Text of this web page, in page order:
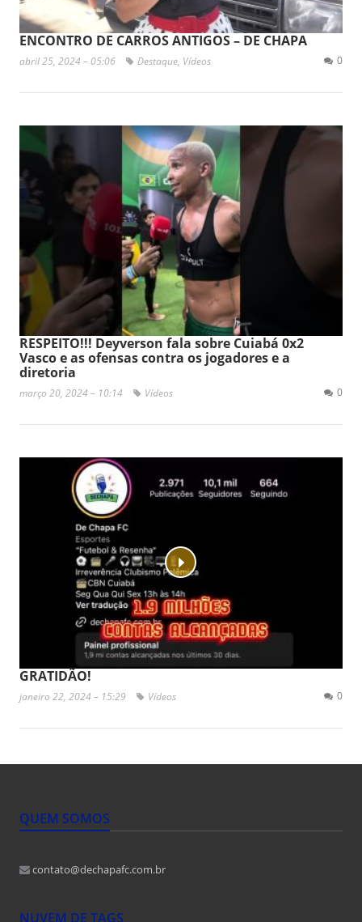
ENCONTRO DE CARROS ANTIGOS – DE CHAPA
abril 25, 2024 – 05:06 Destaque, Vídeos 0
RESPEITO!!! Deyverson fala sobre Cuiabá 0x2
Vasco e as ofensas contra os jogadores e a
diretoria
março 20, 2024 – 10:14 Vídeos 0
GRATIDÃO!
janeiro 22, 2024 – 15:29 Vídeos 0
QUEM SOMOS
contato@dechapafc.com.br
NUVEM DE TAGS